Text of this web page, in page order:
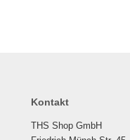
Kontakt
THS Shop GmbH